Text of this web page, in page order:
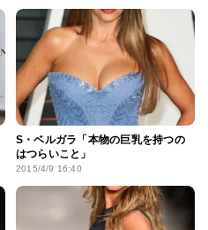
S・ベルガラ「本物の巨乳を持つの
はつらいこと」
2015/4/9 16:40